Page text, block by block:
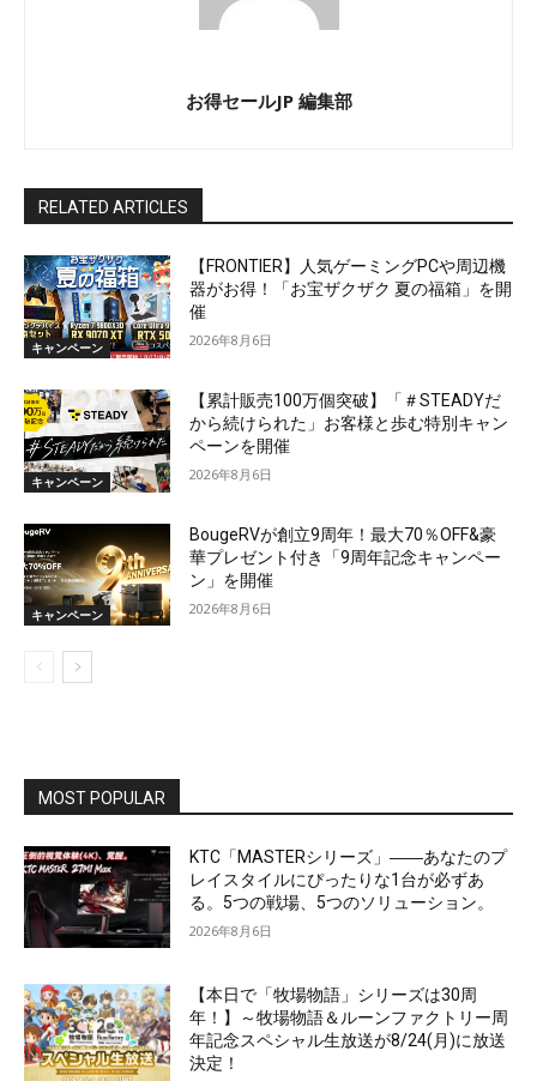
お得セールJP 編集部
RELATED ARTICLES
キャンペーン
【FRONTIER】人気ゲーミングPCや周辺機
器がお得！「お宝ザクザク 夏の福箱」を開
催
2026年8月6日
キャンペーン
【累計販売100万個突破】「＃STEADYだ
から続けられた」お客様と歩む特別キャン
ペーンを開催
2026年8月6日
キャンペーン
BougeRVが創立9周年！最大70％OFF&豪
華プレゼント付き「9周年記念キャンペー
ン」を開催
2026年8月6日
MOST POPULAR
KTC「MASTERシリーズ」――あなたのプ
レイスタイルにぴったりな1台が必ずあ
る。5つの戦場、5つのソリューション。
2026年8月6日
【本日で「牧場物語」シリーズは30周
年！】～牧場物語＆ルーンファクトリー周
年記念スペシャル生放送が8/24(月)に放送
決定！